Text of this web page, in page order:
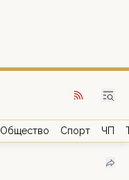
Общество Спорт ЧП